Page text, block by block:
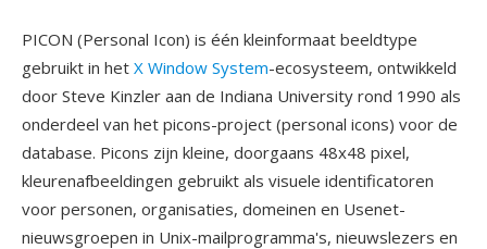
PICON (Personal Icon) is één kleinformaat beeldtype
gebruikt in het X Window System-ecosysteem, ontwikkeld
door Steve Kinzler aan de Indiana University rond 1990 als
onderdeel van het picons-project (personal icons) voor de
database. Picons zijn kleine, doorgaans 48x48 pixel,
kleurenafbeeldingen gebruikt als visuele identificatoren
voor personen, organisaties, domeinen en Usenet-
nieuwsgroepen in Unix-mailprogramma's, nieuwslezers en